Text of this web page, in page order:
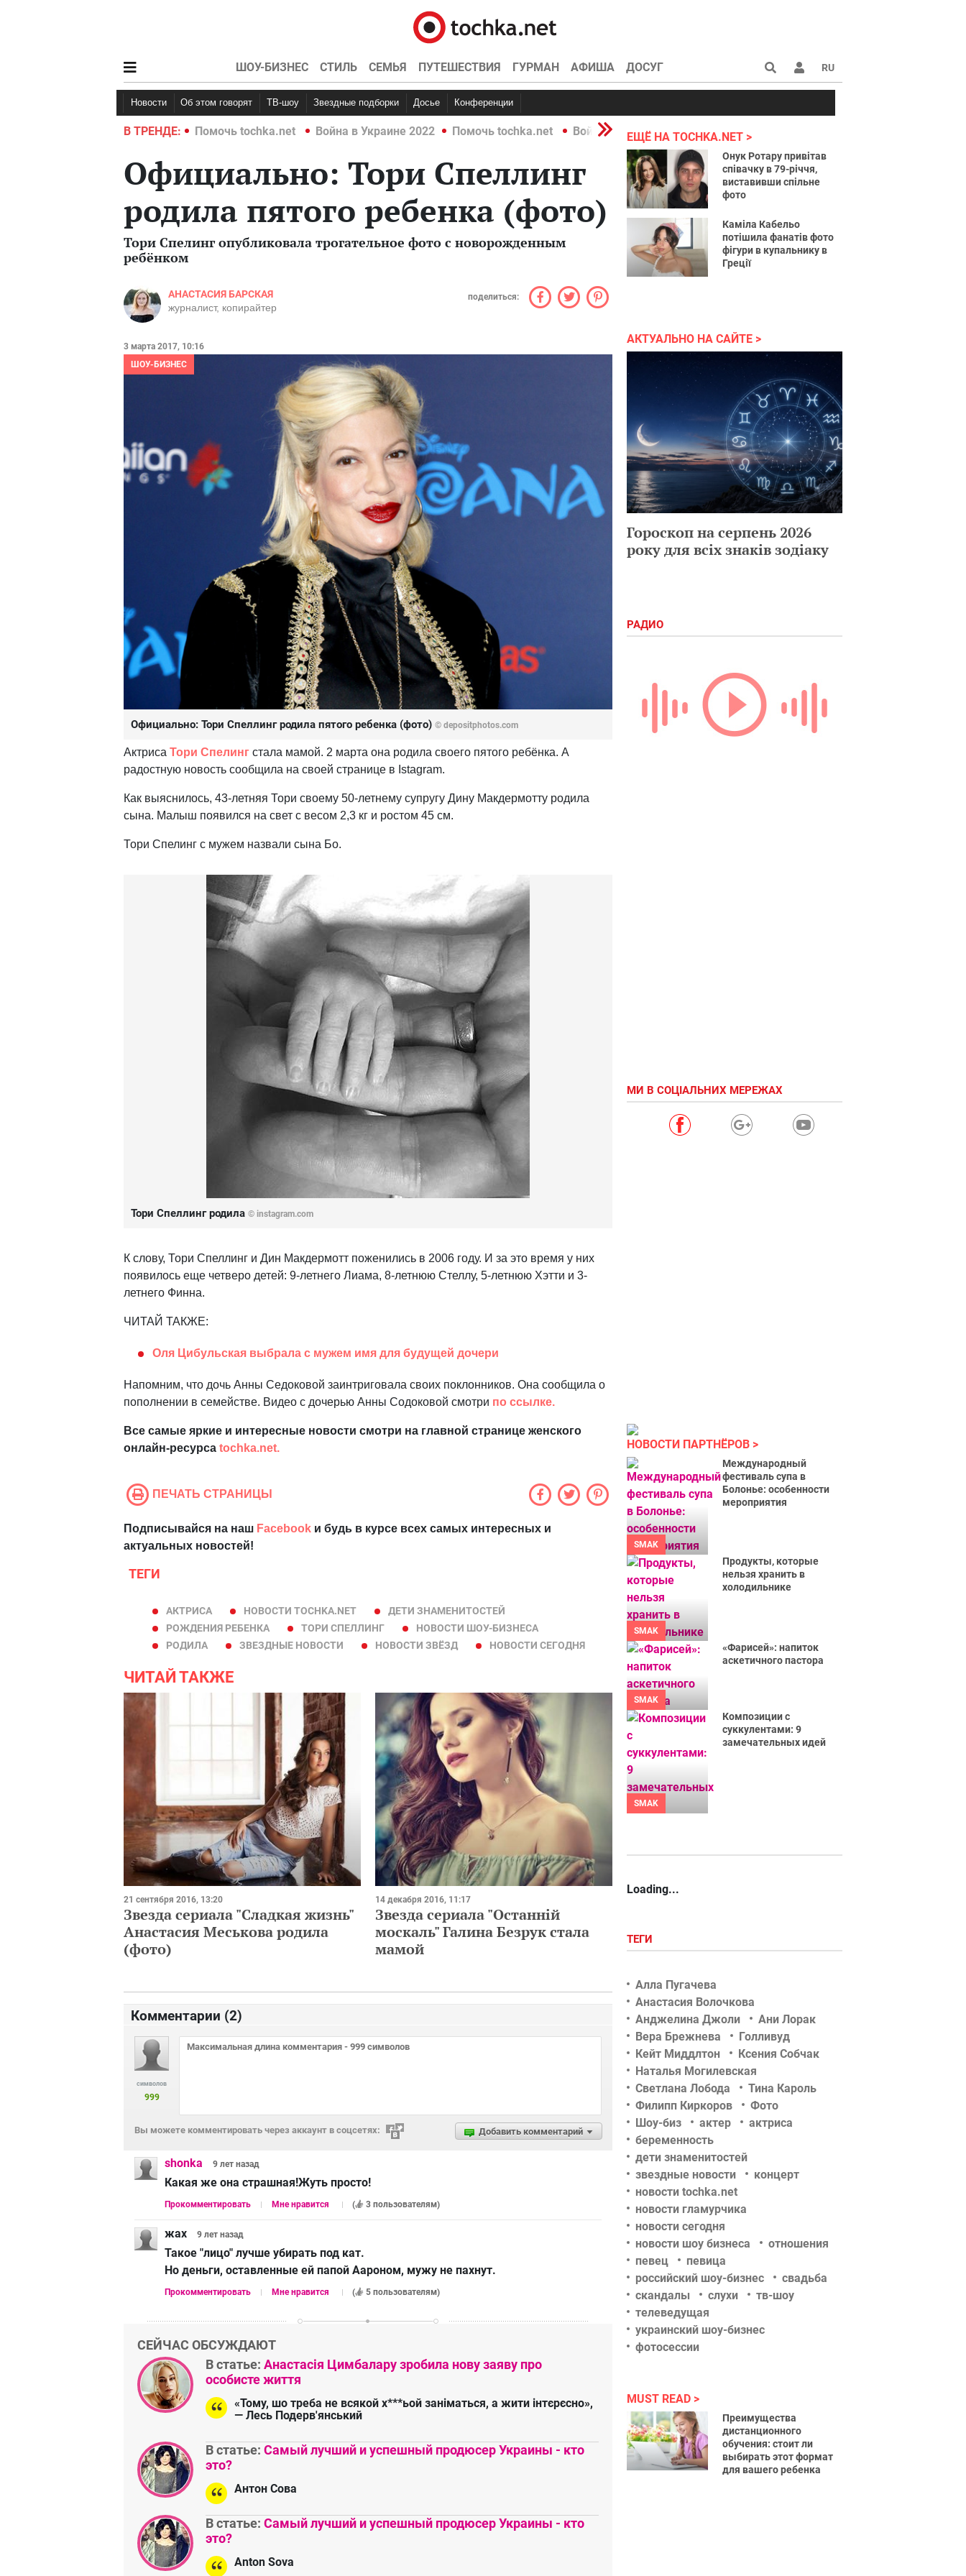
ШОУ-БИЗНЕС СТИЛЬ СЕМЬЯ ПУТЕШЕСТВИЯ ГУРМАН АФИША ДОСУГ RU
Новости Об этом говорят ТВ-шоу Звездные подборки Досье Конференции
В ТРЕНДЕ:
Война в Украине 2022 Помочь tochka.net Война в Украине 2022 Помочь tochka.net Война в Украине 2022
Официально: Тори Спеллинг
родила пятого ребенка (фото)
Тори Спелинг опубликовала трогательное фото с новорожденным
ребёнком
АНАСТАСИЯ БАРСКАЯ
журналист, копирайтер
поделиться:
3 марта 2017, 10:16
ШОУ-БИЗНЕС
Официально: Тори Спеллинг родила пятого ребенка (фото) © depositphotos.com
Актриса Тори Спелинг стала мамой. 2 марта она родила своего пятого ребёнка. А
радостную новость сообщила на своей странице в Istagram.
Как выяснилось, 43-летняя Тори своему 50-летнему супругу Дину Макдермотту родила
сына. Малыш появился на свет с весом 2,3 кг и ростом 45 см.
Тори Спелинг с мужем назвали сына Бо.
Тори Спеллинг родила © instagram.com
К слову, Тори Спеллинг и Дин Макдермотт поженились в 2006 году. И за это время у них
появилось еще четверо детей: 9-летнего Лиама, 8-летнюю Стеллу, 5-летнюю Хэтти и 3-
летнего Финна.
ЧИТАЙ ТАКЖЕ:
Оля Цибульская выбрала с мужем имя для будущей дочери
Напомним, что дочь Анны Седоковой заинтриговала своих поклонников. Она сообщила о
пополнении в семействе. Видео с дочерью Анны Содоковой смотри по ссылке.
Все самые яркие и интересные новости смотри на главной странице женского
онлайн-ресурса tochka.net.
ПЕЧАТЬ СТРАНИЦЫ
Подписывайся на наш Facebook и будь в курсе всех самых интересных и
актуальных новостей!
ТЕГИ
АКТРИСА НОВОСТИ TOCHKA.NET
ДЕТИ ЗНАМЕНИТОСТЕЙ
РОЖДЕНИЯ РЕБЕНКА
ТОРИ СПЕЛЛИНГ
НОВОСТИ ШОУ-БИЗНЕСА
РОДИЛА
ЗВЕЗДНЫЕ НОВОСТИ НОВОСТИ ЗВЁЗД НОВОСТИ СЕГОДНЯ
ЧИТАЙ ТАКЖЕ
21 сентября 2016, 13:20
Звезда сериала "Сладкая жизнь"
Анастасия Меськова родила
(фото)
14 декабря 2016, 11:17
Звезда сериала "Останній
москаль" Галина Безрук стала
мамой
Комментарии (2)
символов
999
Добавить комментарий
Вы можете комментировать через аккаунт в соцсетях:
shonka 9 лет назад
Какая же она страшная!Жуть просто!
Прокомментировать Мне нравится ( 3 пользователям)
жах 9 лет назад
Такое "лицо" лучше убирать под кат.
Но деньги, оставленные ей папой Аароном, мужу не пахнут.
Прокомментировать Мне нравится ( 5 пользователям)
СЕЙЧАС ОБСУЖДАЮТ
В статье: Анастасія Цимбалару зробила нову заяву про
особисте життя
«Тому, шо треба не всякой х***ьой заніматься, а жити інтєрєсно»,
— Лесь Подерв'янський
В статье: Самый лучший и успешный продюсер Украины - кто
это?
Антон Сова
В статье: Самый лучший и успешный продюсер Украины - кто
это?
Anton Sova
ЕЩЁ НА TOCHKA.NET
Онук Ротару привітав
співачку в 79-річчя,
виставивши спільне
фото
Каміла Кабельо
потішила фанатів фото
фігури в купальнику в
Греції
АКТУАЛЬНО НА САЙТЕ
Гороскоп на серпень 2026
року для всіх знаків зодіаку
РАДИО
МИ В СОЦІАЛЬНИХ МЕРЕЖАХ
НОВОСТИ ПАРТНЁРОВ
SMAK
Международный
фестиваль супа в
Болонье: особенности
мероприятия
SMAK
Продукты, которые
нельзя хранить в
холодильнике
SMAK
«Фарисей»: напиток
аскетичного пастора
SMAK
Композиции с
суккулентами: 9
замечательных идей
Loading...
ТЕГИ
Алла Пугачева
Анастасия Волочкова
Анджелина Джоли
Ани Лорак
Вера Брежнева
Голливуд
Кейт Миддлтон
Ксения Собчак
Наталья Могилевская
Светлана Лобода
Тина Кароль
Филипп Киркоров
Фото
Шоу-биз
актер
актриса
беременность
дети знаменитостей
звездные новости
концерт
новости tochka.net
новости гламурчика
новости сегодня
новости шоу бизнеса
отношения
певец
певица
российский шоу-бизнес
свадьба
скандалы
слухи
тв-шоу
телеведущая
украинский шоу-бизнес
фотосессии
MUST READ
Преимущества
дистанционного
обучения: стоит ли
выбирать этот формат
для вашего ребенка